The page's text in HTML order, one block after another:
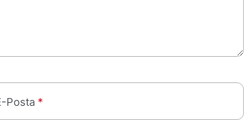
Posta *